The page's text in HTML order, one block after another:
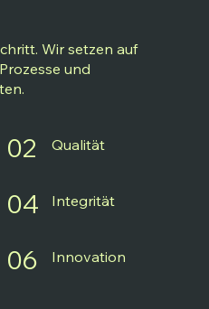
Wir setzen auf
und
02 Qualität
04 Integrität
06 Innovation